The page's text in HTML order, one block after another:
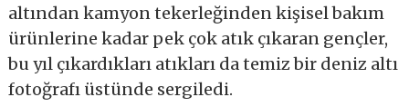
altından kamyon tekerleğinden kişisel bakım
ürünlerine kadar pek çok atık çıkaran gençler,
bu yıl çıkardıkları atıkları da temiz bir deniz altı
fotoğrafı üstünde sergiledi.